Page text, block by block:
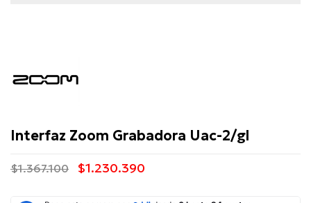
Interfaz Zoom Grabadora Uac-2/gl
$1.367.100 $1.230.390